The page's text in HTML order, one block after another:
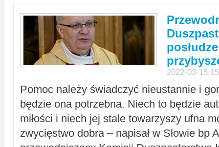
2022-03-15
Pomoc należy świadczyć nieustannie i
będzie ona potrzebna. Niech to będzie
miłości i niech jej stale towarzyszy ufna
zwycięstwo dobra – napisał w Słowie bp